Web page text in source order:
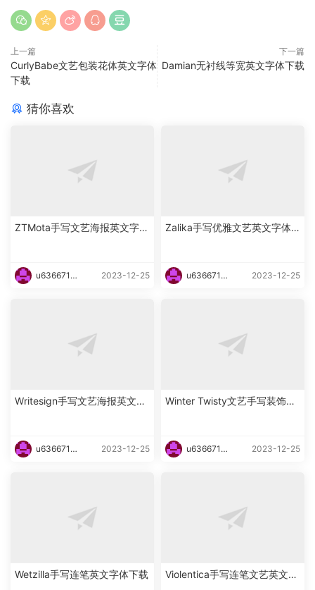
上一篇
CurlyBabe文艺包装花体英文字体
下载
下一篇
Damian无衬线等宽英文字体下载
猜你喜欢
ZTMota手写文艺海报英文字体
u6366719
2023-12-25
Zalika手写优雅文艺英文字体
u6366719
2023-12-25
Writesign手写文艺海报英文字
u6366719
2023-12-25
Winter Twisty文艺手写装饰英
u6366719
2023-12-25
Wetzilla手写连笔英文字体下载
Violentica手写连笔文艺英文字